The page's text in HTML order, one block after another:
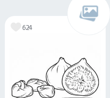
624